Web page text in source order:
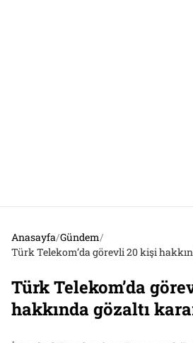
Anasayfa/Gündem/
Türk Telekom’da görevli 20 kişi
Türk Telekom’da
hakkında gözaltı